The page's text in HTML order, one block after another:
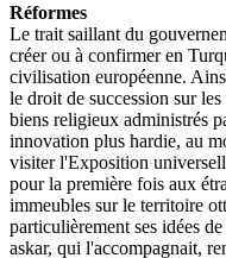
Réformes
Le trait saillant du
créer ou à confirmer en
civilisation européenne.
le droit de succession sur les
biens religieux administrés
innovation plus hardie, au
visiter l'Exposition
pour la première fois aux
immeubles sur le territoire
particulièrement ses idées de
askar, qui l'accompagnait,